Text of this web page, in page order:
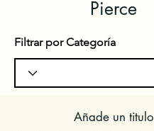
Pierce
Filtrar por Categoría
Añade un titulo